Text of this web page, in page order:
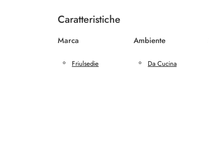
Caratteristiche
Marca
Friulsedie
Ambiente
Da Cucina